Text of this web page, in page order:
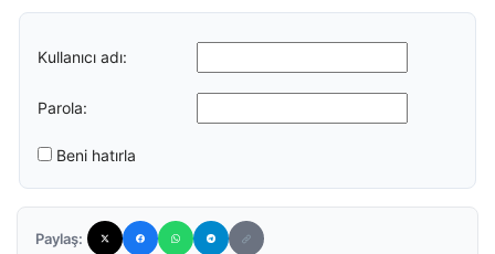
Kullanıcı adı:
Parola:
Beni hatırla
Paylaş: